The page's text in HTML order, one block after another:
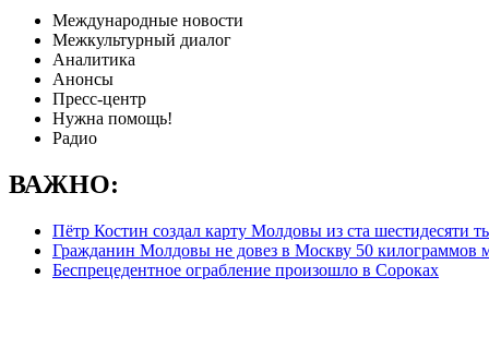
Международные новости
Межкультурный диалог
Аналитика
Анонсы
Пресс-центр
Нужна помощь!
Радио
ВАЖНО:
Пётр Костин создал карту Молдовы из ста шестидесяти
Гражданин Молдовы не довез в Москву 50 килограммов
Беспрецедентное ограбление произошло в Сороках